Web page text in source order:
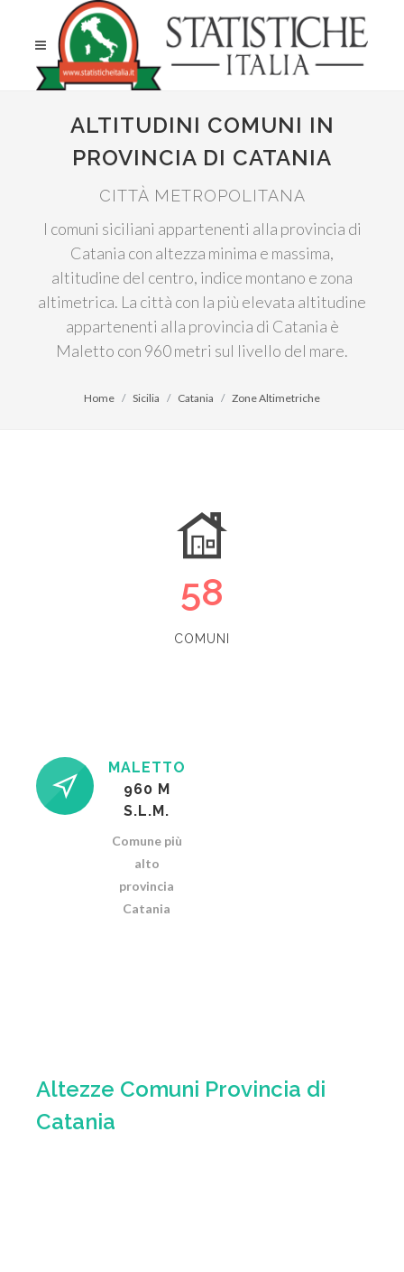
ALTITUDINI COMUNI IN
PROVINCIA DI CATANIA
CITTÀ METROPOLITANA
I comuni siciliani appartenenti alla provincia di
Catania con altezza minima e massima,
altitudine del centro, indice montano e zona
altimetrica. La città con la più elevata altitudine
appartenenti alla provincia di Catania è
Maletto con 960 metri sul livello del mare.
Home Sicilia Catania Zone Altimetriche
58
COMUNI
MALETTO
960 M
S.L.M.
Comune più
alto
provincia
Catania
Altezze Comuni Provincia di
Catania